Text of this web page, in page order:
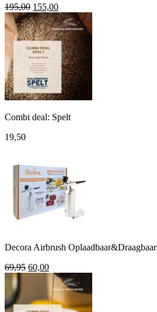
195,00 Oorspronkelijke
prijs
was:
195,00.
155,00Huidige
prijs
is:
155,00.
Combi deal: Spelt
19,50
Decora Airbrush Oplaadbaar&Draagbaar
69,95 Oorspronkelijke
69,95.
60,00Huidige
prijs
is:
60,00.